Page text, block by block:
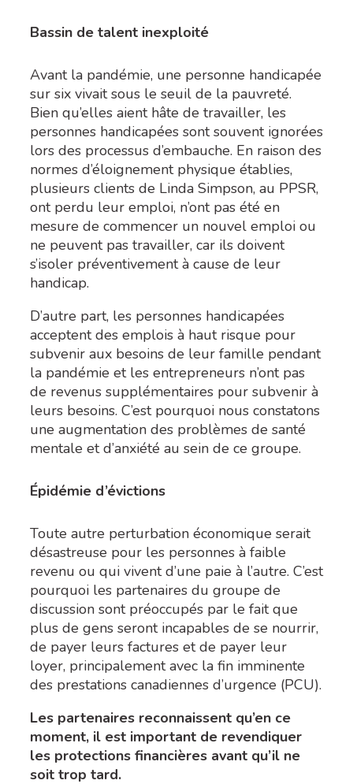
Bassin de talent inexploité
Avant la pandémie, une personne handicapée
sur six vivait sous le seuil de la pauvreté.
Bien qu’elles aient hâte de travailler, les
personnes handicapées sont souvent ignorées
lors des processus d’embauche. En raison des
normes d’éloignement physique établies,
plusieurs clients de Linda Simpson, au PPSR,
ont perdu leur emploi, n’ont pas été en
mesure de commencer un nouvel emploi ou
ne peuvent pas travailler, car ils doivent
s’isoler préventivement à cause de leur
handicap.
D’autre part, les personnes handicapées
acceptent des emplois à haut risque pour
subvenir aux besoins de leur famille pendant
la pandémie et les entrepreneurs n’ont pas
de revenus supplémentaires pour subvenir à
leurs besoins. C’est pourquoi nous constatons
une augmentation des problèmes de santé
mentale et d’anxiété au sein de ce groupe.
Épidémie d’évictions
Toute autre perturbation économique serait
désastreuse pour les personnes à faible
revenu ou qui vivent d’une paie à l’autre. C’est
pourquoi les partenaires du groupe de
discussion sont préoccupés par le fait que
plus de gens seront incapables de se nourrir,
de payer leurs factures et de payer leur
loyer, principalement avec la fin imminente
des prestations canadiennes d’urgence (PCU).
Les partenaires reconnaissent qu’en ce
moment, il est important de revendiquer
les protections financières avant qu’il ne
soit trop tard.